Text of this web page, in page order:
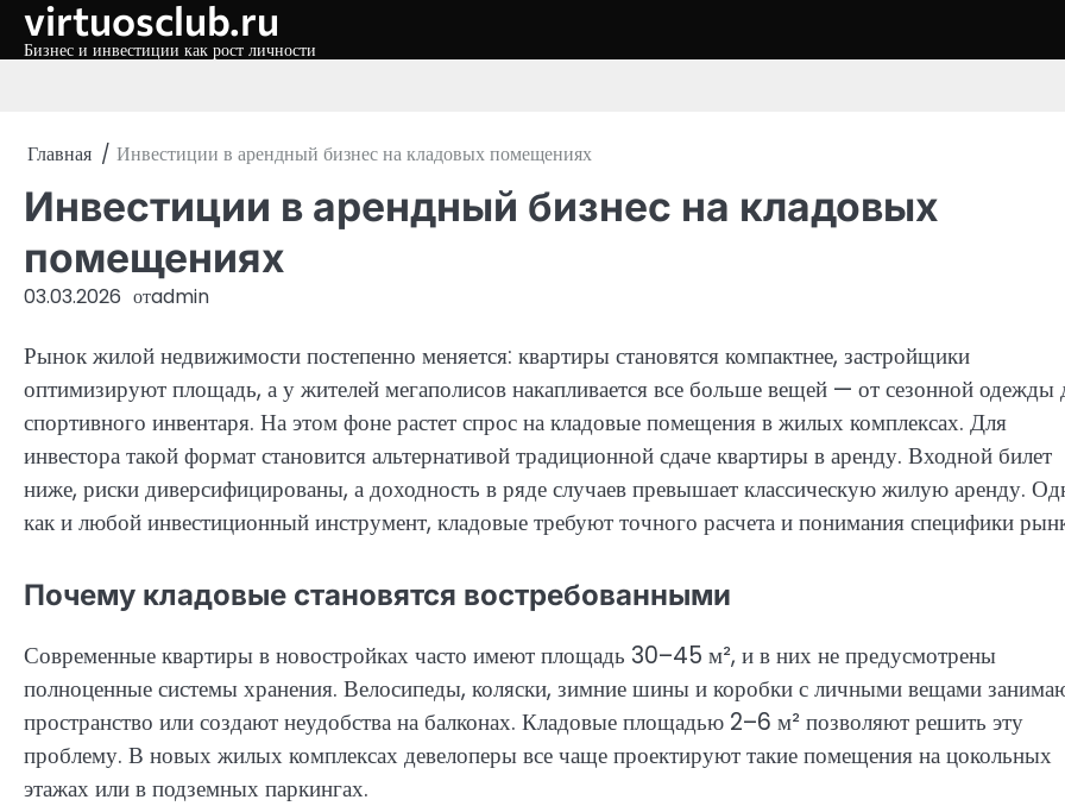
Перейти
virtuosclub.ru
Бизнес и инвестиции как рост личности
Главная Инвестиции в арендный бизнес на кладовых помещениях
Инвестиции в арендный бизнес на кладовых
помещениях
03.03.2026 отadmin
Рынок жилой недвижимости постепенно меняется: квартиры становятся компактнее, застройщики
оптимизируют площадь, а у жителей мегаполисов накапливается все больше вещей — от сезонной одежды
спортивного инвентаря. На этом фоне растет спрос на кладовые помещения в жилых комплексах. Для
инвестора такой формат становится альтернативой традиционной сдаче квартиры в аренду. Входной билет
ниже, риски диверсифицированы, а доходность в ряде случаев превышает классическую жилую аренду.
как и любой инвестиционный инструмент, кладовые требуют точного расчета и понимания специфики
Почему кладовые становятся востребованными
Современные квартиры в новостройках часто имеют площадь 30–45 м², и в них не предусмотрены
полноценные системы хранения. Велосипеды, коляски, зимние шины и коробки с личными вещами
пространство или создают неудобства на балконах. Кладовые площадью 2–6 м² позволяют решить эту
проблему. В новых жилых комплексах девелоперы все чаще проектируют такие помещения на цокольных
этажах или в подземных паркингах.